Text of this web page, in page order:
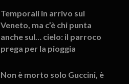
Temporali in arrivo sul
Veneto, ma c’è chi punta
anche sul… cielo: il parroco
prega per la pioggia
Non è morto solo Guccini, è